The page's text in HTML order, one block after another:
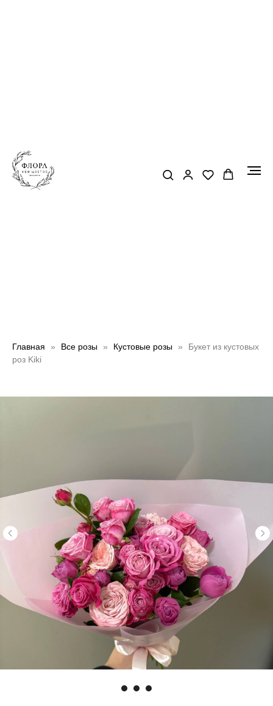
Главная Все розы Кустовые розы
Букет из кустовых
роз Kiki